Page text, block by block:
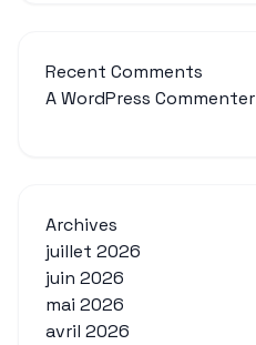
Recent Comments
A WordPress Commenter
Archives
juillet 2026
juin 2026
mai 2026
avril 2026